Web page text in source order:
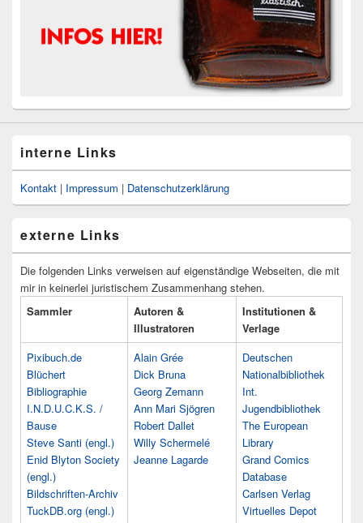
interne Links
Kontakt | Impressum | Datenschutzerklärung
externe Links
Die folgenden Links verweisen auf eigenständige Webseiten, die mit
mir in keinerlei juristischem Zusammenhang stehen.
Sammler
Autoren &
Illustratoren
Institutionen &
Verlage
Pixibuch.de
Blüchert
Bibliographie
I.N.D.U.C.K.S. /
Bause
Steve Santi (engl.)
Enid Blyton Society
(engl.)
Bildschriften-Archiv
TuckDB.org (engl.)
Alain Grée
Dick Bruna
Georg Zemann
Ann Mari Sjögren
Robert Dallet
Willy Schermelé
Jeanne Lagarde
Deutschen
Nationalbibliothek
Int.
Jugendbibliothek
The European
Library
Grand Comics
Database
Carlsen Verlag
Virtuelles Depot